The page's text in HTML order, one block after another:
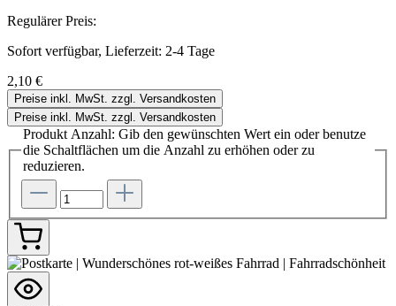
Regulärer Preis:
Sofort verfügbar, Lieferzeit: 2-4 Tage
2,10 €
Preise inkl. MwSt. zzgl. Versandkosten
Preise inkl. MwSt. zzgl. Versandkosten
Produkt Anzahl: Gib den gewünschten Wert ein oder benutze
die Schaltflächen um die Anzahl zu erhöhen oder zu
reduzieren.